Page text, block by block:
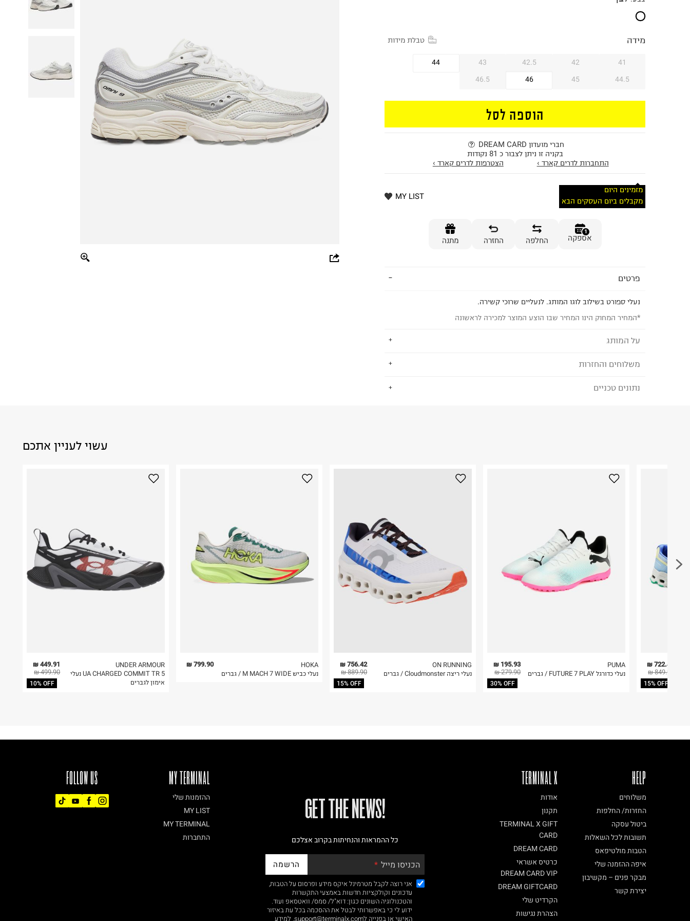
מידה טבלת מידות
41
42
42.5
43
44
44.5
45
46
46.5
הוספה לסל
חברי מועדון DREAM CARD
בקניה זו ניתן לצבור כ 81 נקודות
התחברות לדרים קארד ›
הצטרפות לדרים קארד ›
מזמינים היום
מקבלים ביום העסקים הבא
MY LIST
1
אספקה החלפה החזרה מתנה
פרטים
נעלי ספורט בשילוב לוגו המותג. לנעליים שרוכי קשירה.
*המחיר המחוק הינו המחיר שבו הוצע המוצר למכירה לראשונה
על המותג
SAUCONY
משלוחים והחזרות
לבחירת בשיטת המשלוח המתאימה לכם,
לפני החזרת החבילה, חשוב להדביק את מדבקת הגוביינא על גבי החבילה
בהתאם לתנאי השימוש.
חשוב לשים לב:
3. מוצרי טיפוח ניתן להחזיר סגורים באריזתם המקורית בלבד. לא ניתן
נתונים טכניים
בית פוקס-רח' החרמון
עשוי לעניין אתכם
449.91 ₪
499.90 ₪
10% OFF
UNDER ARMOUR
UA CHARGED COMMIT TR 5 נעלי
אימון לגברים
799.90 ₪
HOKA
נעלי כביש M MACH 7 WIDE / גברים
756.42 ₪
889.90 ₪
15% OFF
ON RUNNING
נעלי ריצה Cloudmonster / גברים
195.93 ₪
279.90 ₪
30% OFF
PUMA
נעלי כדורגל FUTURE 7 PLAY / גברים
722.42 ₪
849.90 ₪
15% OFF
FOLLOW US MY TERMINAL
ההזמנות שלי
MY LIST
MY TERMINAL
התחברות
!GET THE NEWS
כל ההמראות והנחיתות בקרוב אצלכם
הכניסו מייל הרשמה
אני רוצה לקבל מטרמינל איקס מידע ופרסום על הטבות,
עדכונים וקולקציות חדשות באמצעי התקשרות
והטכנולוגיה השונים כגון: דוא"ל/ סמס/ וואטסאפ ועוד.
ידוע לי כי באפשרותי לבטל את ההסכמה בכל עת באיזור
האישי או בפנייה לsupport@terminalx.com. למידע
TERMINAL X
אודות
תקנון
TERMINAL X GIFT
CARD
DREAM CARD
כרטיס אשראי
DREAM CARD VIP
DREAM GIFTCARD
הקרדיט שלי
הצהרת נגישות
HELP
משלוחים
החזרות/ החלפות
ביטול עסקה
תשובות לכל השאלות
הטבות מולטיפאס
איפה ההזמנה שלי
מבקר פנים – מקשיבון
יצירת קשר